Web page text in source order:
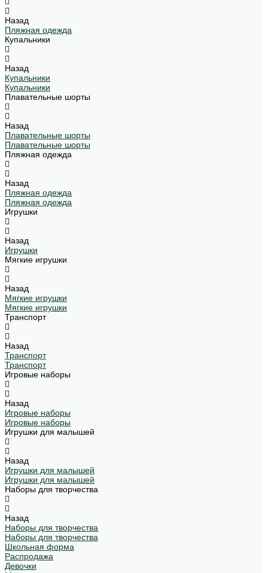
Назад
Пляжная одежда
Купальники
Назад
Купальники
Купальники
Плавательные шорты
Назад
Плавательные шорты
Плавательные шорты
Пляжная одежда
Назад
Пляжная одежда
Пляжная одежда
Игрушки
Назад
Игрушки
Мягкие игрушки
Назад
Мягкие игрушки
Мягкие игрушки
Транспорт
Назад
Транспорт
Транспорт
Игровые наборы
Назад
Игровые наборы
Игровые наборы
Игрушки для малышей
Назад
Игрушки для малышей
Игрушки для малышей
Наборы для творчества
Назад
Наборы для творчества
Наборы для творчества
Школьная форма
Распродажа
Девочки